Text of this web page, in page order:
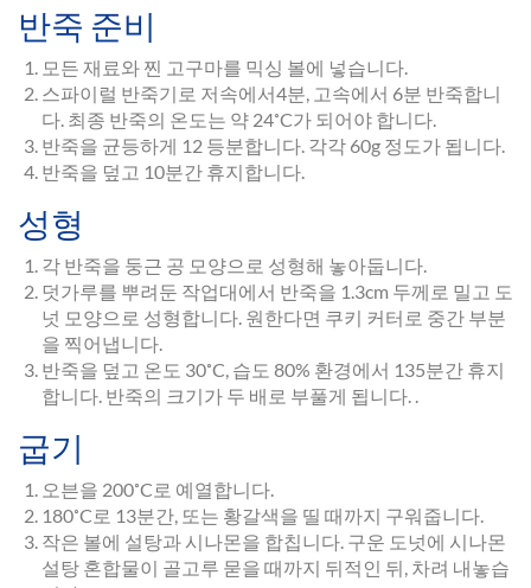
반죽 준비
모든 재료와 찐 고구마를 믹싱 볼에 넣습니다.
스파이럴 반죽기로 저속에서4분, 고속에서 6분 반죽합니
다. 최종 반죽의 온도는 약 24˚C가 되어야 합니다.
반죽을 균등하게 12 등분합니다. 각각 60g 정도가 됩니다.
반죽을 덮고 10분간 휴지합니다.
성형
각 반죽을 둥근 공 모양으로 성형해 놓아둡니다.
덧가루를 뿌려둔 작업대에서 반죽을 1.3cm 두께로 밀고 도
넛 모양으로 성형합니다. 원한다면 쿠키 커터로 중간 부분
을 찍어냅니다.
반죽을 덮고 온도 30˚C, 습도 80% 환경에서 135분간 휴지
합니다. 반죽의 크기가 두 배로 부풀게 됩니다. .
굽기
오븐을 200˚C로 예열합니다.
180˚C로 13분간, 또는 황갈색을 띨 때까지 구워줍니다.
작은 볼에 설탕과 시나몬을 합칩니다. 구운 도넛에 시나몬
설탕 혼합물이 골고루 묻을 때까지 뒤적인 뒤, 차려 내놓습